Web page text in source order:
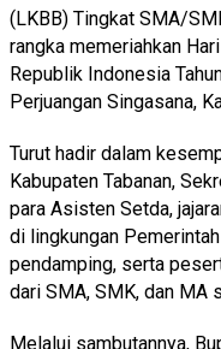
(LKBB) Tingkat SMA/
rangka memeriahkan
Republik Indonesia
Perjuangan Singasana,
Turut hadir dalam
Kabupaten Tabanan,
para Asisten Setda,
di lingkungan
pendamping, serta
dari SMA, SMK, dan MA
Melalui sambutannya,